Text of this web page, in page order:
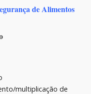
de Alimentos
multiplicação de